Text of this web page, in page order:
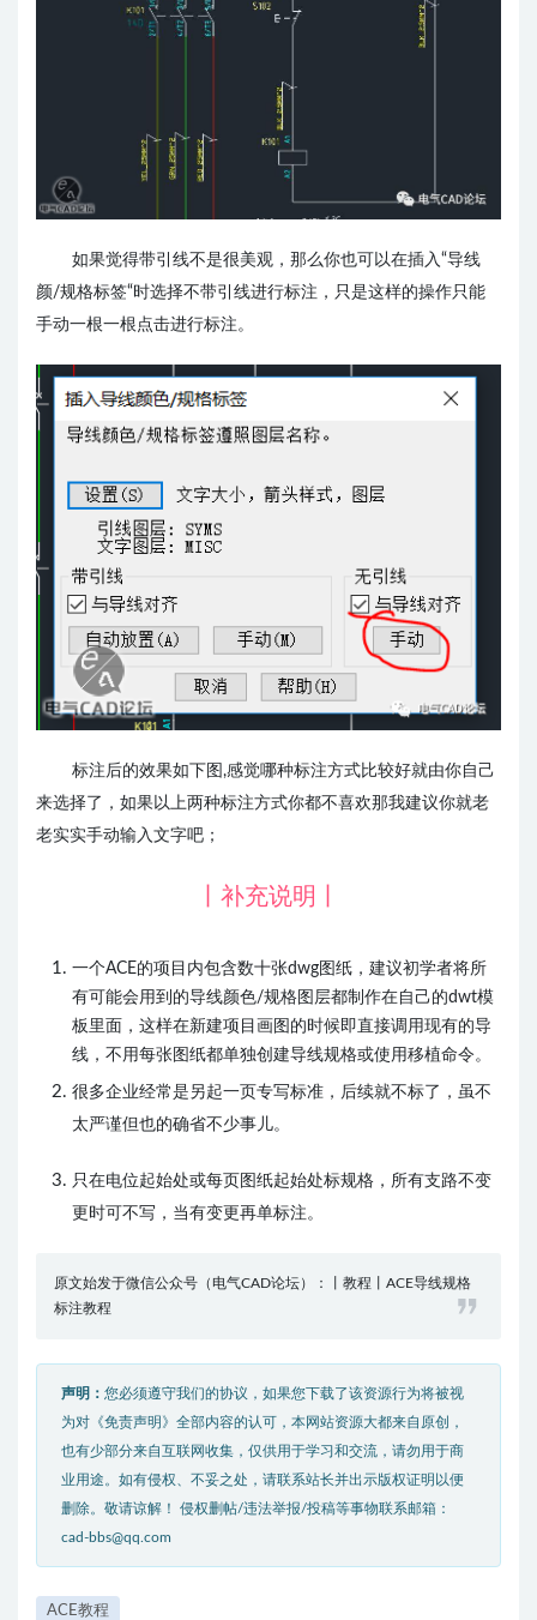
如果觉得带引线不是很美观，那么你也可以在插入“导线
颜/规格标签“时选择不带引线进行标注，只是这样的操作只能
手动一根一根点击进行标注。
标注后的效果如下图,感觉哪种标注方式比较好就由你自己
来选择了，如果以上两种标注方式你都不喜欢那我建议你就老
老实实手动输入文字吧；
丨补充说明丨
一个ACE的项目内包含数十张dwg图纸，建议初学者将所
有可能会用到的导线颜色/规格图层都制作在自己的dwt模
板里面，这样在新建项目画图的时候即直接调用现有的导
线，不用每张图纸都单独创建导线规格或使用移植命令。
很多企业经常是另起一页专写标准，后续就不标了，虽不
太严谨但也的确省不少事儿。
只 在电位起始处或每页图纸起始处标规格，所有支路不变
更时可不写，当有变更再单标注。
原文始发于微信公众号（电气CAD论坛）：丨教程丨ACE导线规格
标注教程
声明： 您必须遵守我们的协议，如果您下载了该资源行为将被视
为对《免责声明》全部内容的认可，本网站资源大都来自原创，
也有少部分来自互联网收集，仅供用于学习和交流，请勿用于商
业用途。如有侵权、不妥之处，请联系站长并出示版权证明以便
删除。敬请谅解！ 侵权删帖/违法举报/投稿等事物联系邮箱：
cad-bbs@qq.com
ACE教程